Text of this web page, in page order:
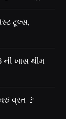
ટૂલ્સ,
ની ખાસ થીમ
વ્રત 🚩